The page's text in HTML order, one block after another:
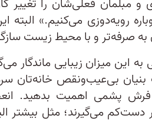
و مبلمان فعلی‌شان را تغییر
رویه‌دوزی می‌کنیم.»
به صرفه‌تر و با محیط زیست
به این میزان زیبایی
بی‌عیب‌و‌نقص خانه‌تان
پشمی اهمیت بدهید.
دست‌کم می‌گیرند؛ مثل بیشتر